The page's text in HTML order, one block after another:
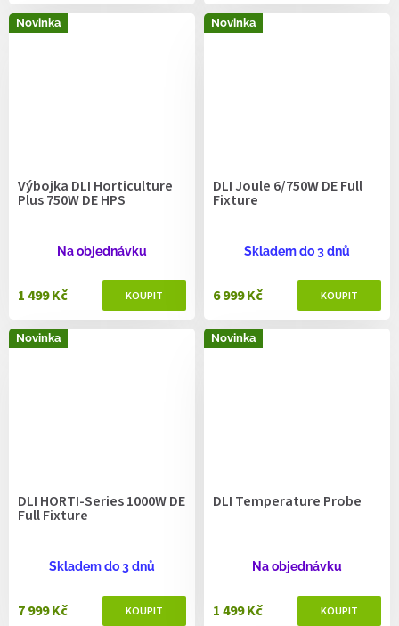
Novinka
Výbojka DLI Horticulture
Plus 750W DE HPS
Na objednávku
1 499 Kč
Novinka
DLI Joule 6/750W DE Full
Fixture
Skladem do 3 dnů
6 999 Kč
Novinka
DLI HORTI-Series 1000W DE
Full Fixture
Skladem do 3 dnů
7 999 Kč
Novinka
DLI Temperature Probe
Na objednávku
1 499 Kč